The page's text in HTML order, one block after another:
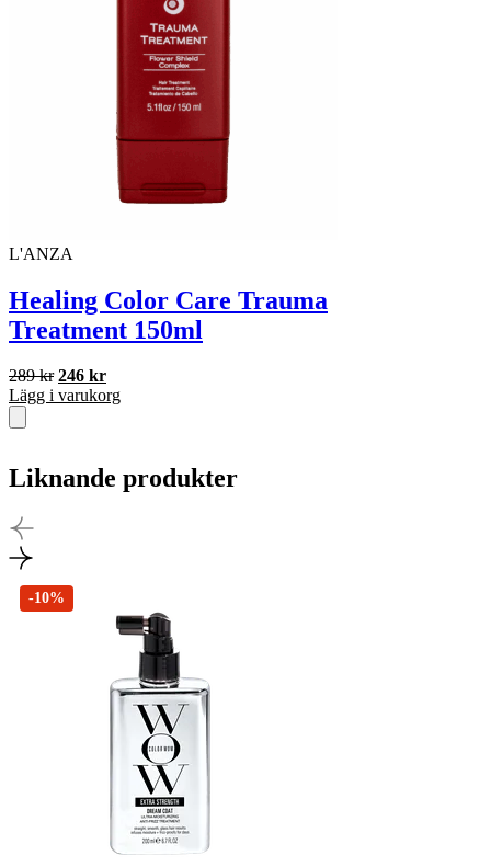
L'ANZA
Healing Color Care Trauma
Treatment 150ml
289kr Det
ursprungliga
246 krDet
nuvarande
Lägg i varukorg
Liknande produkter
-10%